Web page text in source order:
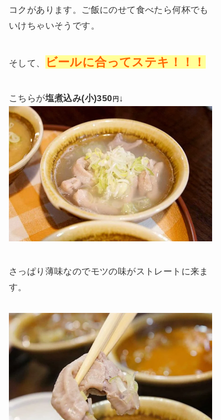
コクがあります。ご飯にのせて食べたら何杯でも
いけちゃいそうです。
そして、 ビールに合ってステキ！！！
こちらが塩煮込み(小)350 円 ↓
さっぱり薄味なのでモツの味がストレートに来ま
す。